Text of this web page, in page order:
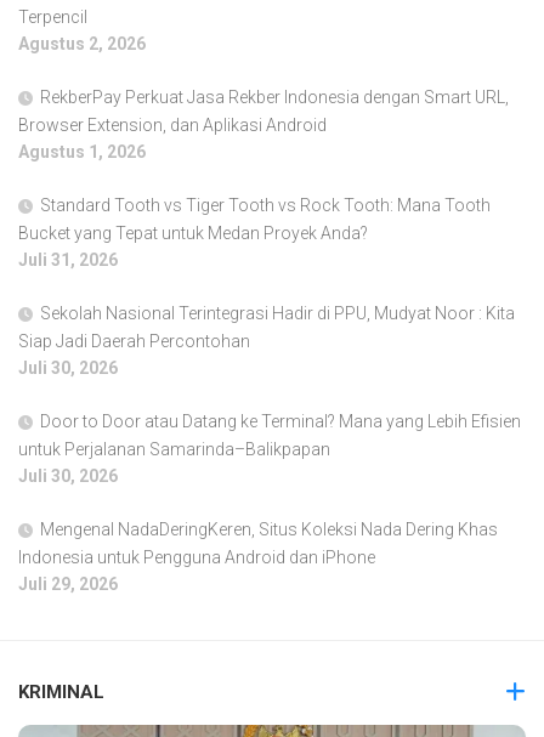
Terpencil
Agustus 2, 2026
RekberPay Perkuat Jasa Rekber Indonesia dengan Smart URL,
Browser Extension, dan Aplikasi Android
Agustus 1, 2026
Standard Tooth vs Tiger Tooth vs Rock Tooth: Mana Tooth
Bucket yang Tepat untuk Medan Proyek Anda?
Juli 31, 2026
Sekolah Nasional Terintegrasi Hadir di PPU, Mudyat Noor : Kita
Siap Jadi Daerah Percontohan
Juli 30, 2026
Door to Door atau Datang ke Terminal? Mana yang Lebih Efisien
untuk Perjalanan Samarinda–Balikpapan
Juli 30, 2026
Mengenal NadaDeringKeren, Situs Koleksi Nada Dering Khas
Indonesia untuk Pengguna Android dan iPhone
Juli 29, 2026
KRIMINAL